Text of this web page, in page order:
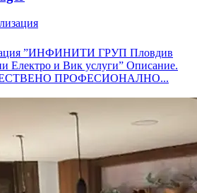
”ИНФИНИТИ ГРУП Пловдив
Електро и Вик услуги” Описание.
ПРОФЕСИОНАЛНО...